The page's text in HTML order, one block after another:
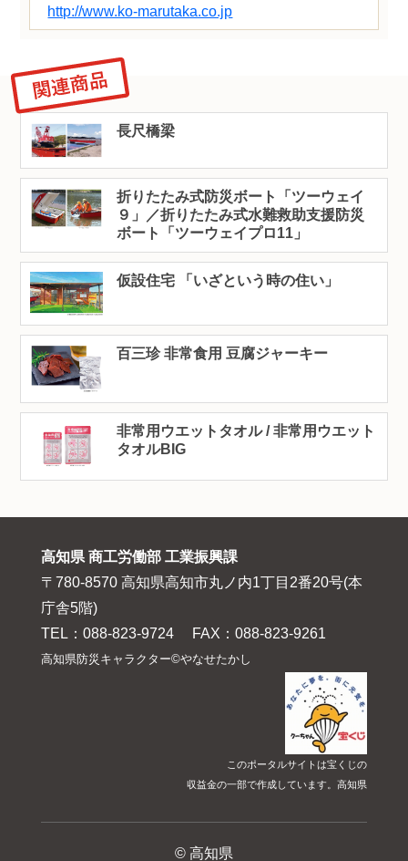
http://www.ko-marutaka.co.jp
長尺橋梁
折りたたみ式防災ボート「ツーウェイ
９」／折りたたみ式水難救助支援防災
ボート「ツーウェイプロ11」
仮設住宅 「いざという時の住い」
百三珍 非常食用 豆腐ジャーキー
非常用ウエットタオル / 非常用ウエット
タオルBIG
高知県 商工労働部 工業振興課
〒780-8570 高知県高知市丸ノ内1丁目2番20号(本
庁舎5階)
TEL：088-823-9724 FAX：088-823-9261
高知県防災キャラクター©やなせたかし
このポータルサイトは宝くじの
収益金の一部で作成しています。高知県
© 高知県